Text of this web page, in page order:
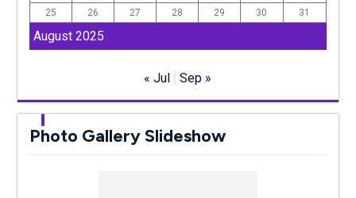
August 2025
25
26 27 28 29 30 31
« Jul Sep »
Photo Gallery Slideshow